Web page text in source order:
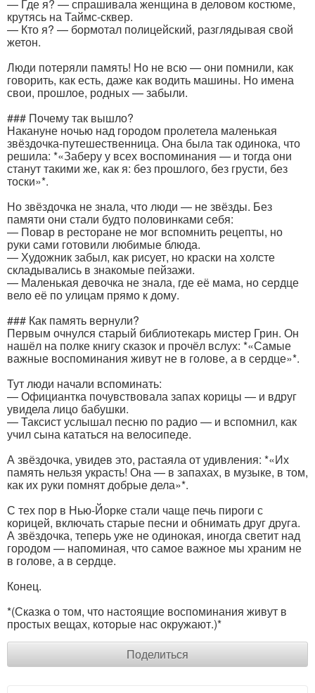
— Где я? — спрашивала женщина в деловом костюме,
крутясь на Таймс-сквер.
— Кто я? — бормотал полицейский, разглядывая свой
жетон.
Люди потеряли память! Но не всю — они помнили, как
говорить, как есть, даже как водить машины. Но имена
свои, прошлое, родных — забыли.
### Почему так вышло?
Накануне ночью над городом пролетела маленькая
звёздочка-путешественница. Она была так одинока, что
решила: *«Заберу у всех воспоминания — и тогда они
станут такими же, как я: без прошлого, без грусти, без
тоски»*.
Но звёздочка не знала, что люди — не звёзды. Без
памяти они стали будто половинками себя:
— Повар в ресторане не мог вспомнить рецепты, но
руки сами готовили любимые блюда.
— Художник забыл, как рисует, но краски на холсте
складывались в знакомые пейзажи.
— Маленькая девочка не знала, где её мама, но сердце
вело её по улицам прямо к дому.
### Как память вернули?
Первым очнулся старый библиотекарь мистер Грин. Он
нашёл на полке книгу сказок и прочёл вслух: *«Самые
важные воспоминания живут не в голове, а в сердце»*.
Тут люди начали вспоминать:
— Официантка почувствовала запах корицы — и вдруг
увидела лицо бабушки.
— Таксист услышал песню по радио — и вспомнил, как
учил сына кататься на велосипеде.
А звёздочка, увидев это, растаяла от удивления: *«Их
память нельзя украсть! Она — в запахах, в музыке, в том,
как их руки помнят добрые дела»*.
С тех пор в Нью-Йорке стали чаще печь пироги с
корицей, включать старые песни и обнимать друг друга.
А звёздочка, теперь уже не одинокая, иногда светит над
городом — напоминая, что самое важное мы храним не
в голове, а в сердце.
Конец.
*(Сказка о том, что настоящие воспоминания живут в
простых вещах, которые нас окружают.)*
Поделиться